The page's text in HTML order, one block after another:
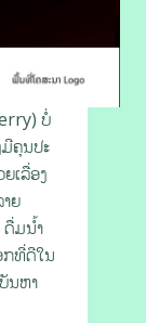
ບໍ່
ຄຸນປະ
ເລື່ອງ
ຍ
ດື່ມນ້ຳ
ກທີ່ດີໃນ
ນຫາ